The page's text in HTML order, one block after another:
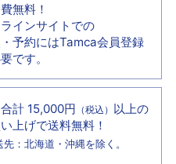
無料！
インサイトでの
予約にはTamca会員登録
です。
計 15,000円 （税込） 以上の
上げで送料無料！
先：北海道・沖縄を除く。